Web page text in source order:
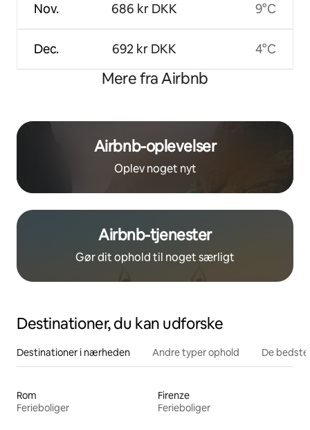
Nov.
Dec.
686 kr DKK
692 kr DKK
9°C
4°C
Mere fra Airbnb
Airbnb-oplevelser
Oplev noget nyt
Airbnb-tjenester
Gør dit ophold til noget særligt
Destinationer, du kan udforske
Destinationer i nærheden Andre typer ophold De
Rom
Ferieboliger
Firenze
Ferieboliger